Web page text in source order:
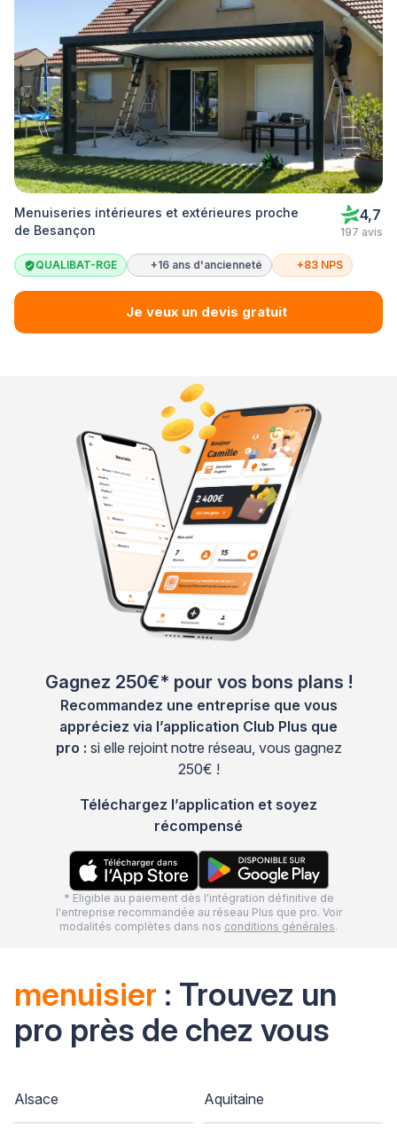
Menuiseries intérieures et extérieures proche
de Besançon
4,7
197 avis
QUALIBAT-RGE +16 ans d'ancienneté +83 NPS
Je veux un devis gratuit
Gagnez 250€* pour vos bons plans !
Recommandez une entreprise que vous
appréciez via l’application Club Plus que
pro : si elle rejoint notre réseau, vous gagnez
250€ !
Téléchargez l’application et soyez
récompensé
* Eligible au paiement dès l'intégration définitive de
l'entreprise recommandée au réseau Plus que pro. Voir
modalités complètes dans nos conditions générales.
menuisier : Trouvez un
pro près de chez vous
Alsace Aquitaine